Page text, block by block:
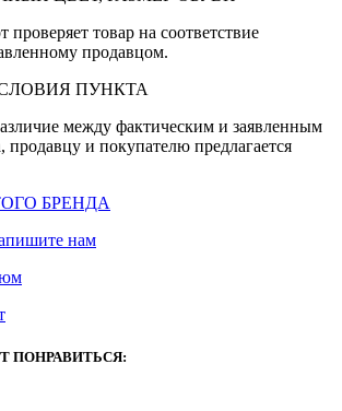
проверяет товар на соответствие
продавцом.
ПУНКТА
между фактическим и заявленным
продавцу и покупателю предлагается
БРЕНДА
нам
ПОНРАВИТЬСЯ: